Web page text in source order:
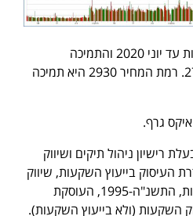
יעד המחיר הוא 3,300 נקודות עד יוני 2020 והתמיכה
המשמעותית נמצאת ב-2730. רמת המחיר 2930 היא תמיכה
גרף.
רישיון ניהול תיקים ושיווק
בייעוץ השקעות, שיווק
השקעות וניהול תיקי השקעות, התשנ"ה-1995, העוסקת
השקעות (ולא בייעוץ השקעות).